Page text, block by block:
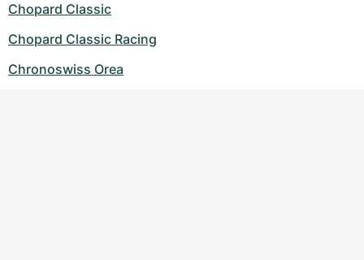
Chopard Classic
Chopard Classic Racing
Chronoswiss Orea